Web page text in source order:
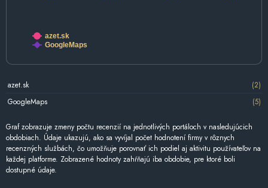
azet.sk
GoogleMaps
azet.sk
(2)
GoogleMaps
(5)
Graf zobrazuje zmeny počtu recenzií na jednotlivých portáloch v nasledujúcich
obdobiach. Údaje ukazujú, ako sa vyvíjal počet hodnotení firmy v rôznych
recenzných službách, čo umožňuje porovnať ich podiel aj aktivitu používateľov na
každej platforme. Zobrazené hodnoty zahŕňajú iba obdobie, pre ktoré boli
dostupné údaje.